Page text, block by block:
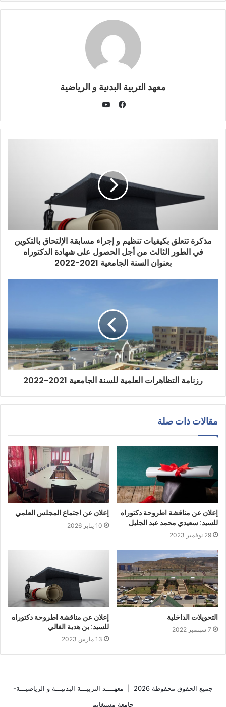
معهد التربية البدنية و الرياضية
مذكرة تتعلق بكيفيات تنظيم و إجراء مسابقة الإلتحاق بالتكوين
في الطور الثالث من أجل الحصول على شهادة الدكتوراه
بعنوان السنة الجامعية 2021-2022
رزنامة التظاهرات العلمية للسنة الجامعية 2021-2022
مقالات ذات صلة
إعلان عن مناقشة اطروحة دكتوراه
للسيد: سعيدي محمد عبد الجليل
29 نوفمبر 2023
إعلان عن اجتماع المجلس العلمي
10 يناير 2026
التحويلات الداخلية
7 سبتمبر 2022
إعلان عن مناقشة اطروحة دكتوراه
للسيد: بن هدية الغالي
13 مارس 2023
جميع الحقوق محفوظة 2026 |
معهــــد التربيـــة البدنيـــة و الرياضيـــة-
جامعة مستغانم